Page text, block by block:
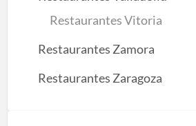
Restaurantes Vitoria
Restaurantes Zamora
Restaurantes Zaragoza